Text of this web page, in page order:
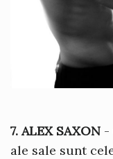
7. ALEX SAXON -
ale sale sunt